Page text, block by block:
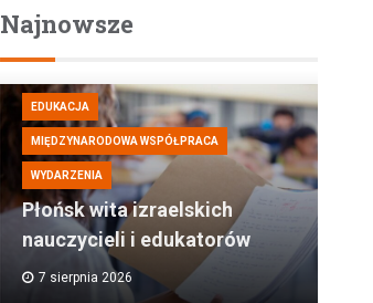
Najnowsze
EDUKACJA
MIĘDZYNARODOWA WSPÓŁPRACA
WYDARZENIA
Płońsk wita izraelskich
nauczycieli i edukatorów
7 sierpnia 2026